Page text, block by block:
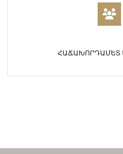
ՀԱՃԱԽՈՐԴԱՄԵՏ